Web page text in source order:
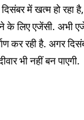
में खत्म हो रहा
के लिए एजेंसी. अभी
कर रही है. अगर
भी नहीं बन पाएगी.